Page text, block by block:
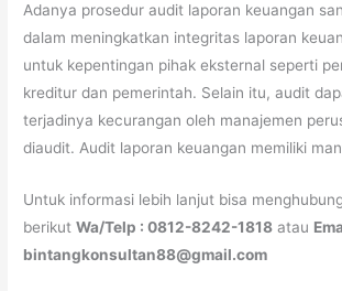
Adanya prosedur audit laporan keuangan
dalam meningkatkan integritas laporan
untuk kepentingan pihak eksternal seperti
kreditur dan pemerintah. Selain itu, audit
terjadinya kecurangan oleh manajemen
diaudit. Audit laporan keuangan memiliki
Untuk informasi lebih lanjut bisa
berikutWa/Telp : 0812-8242-1818 atau
bintangkonsultan88@gmail.com